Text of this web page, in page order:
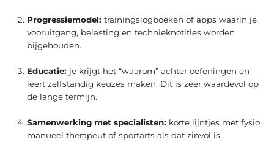
Progressiemodel: trainingslogboeken of apps waarin je
vooruitgang, belasting en technieknotities worden
bijgehouden.
Educatie: je krijgt het “waarom” achter oefeningen en
leert zelfstandig keuzes maken. Dit is zeer waardevol op
de lange termijn.
Samenwerking met specialisten: korte lijntjes met fysio,
manueel therapeut of sportarts als dat zinvol is.